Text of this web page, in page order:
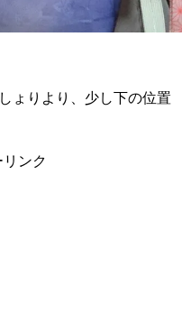
ょりより、少し下の位置
ンク